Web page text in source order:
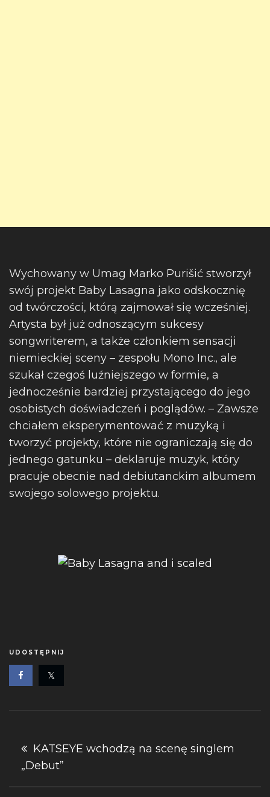
Wychowany w Umag Marko Purišić stworzył
swój projekt Baby Lasagna jako odskocznię
od twórczości, którą zajmował się wcześniej.
Artysta był już odnoszącym sukcesy
songwriterem, a także członkiem sensacji
niemieckiej sceny – zespołu Mono Inc., ale
szukał czegoś luźniejszego w formie, a
jednocześnie bardziej przystającego do jego
osobistych doświadczeń i poglądów. – Zawsze
chciałem eksperymentować z muzyką i
tworzyć projekty, które nie ograniczają się do
jednego gatunku – deklaruje muzyk, który
pracuje obecnie nad debiutanckim albumem
swojego solowego projektu.
UDOSTĘPNIJ
Nawigacja
wpisu
KATSEYE wchodzą na scenę singlem
„Debut”